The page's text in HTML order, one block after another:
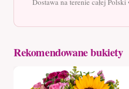
Rekomendowane bukiety